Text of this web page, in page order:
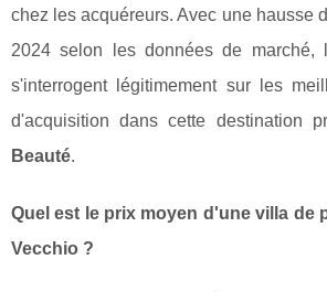
chez les acquéreurs. Avec une hausse
2024 selon les données de marché,
s'interrogent légitimement sur les
d'acquisition dans cette destination
Beauté.
Quel est le prix moyen d'une villa de
Vecchio ?